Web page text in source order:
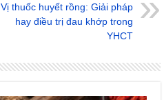
Vị thuốc huyết rồng: Giải pháp
hay điều trị đau khớp trong
YHCT